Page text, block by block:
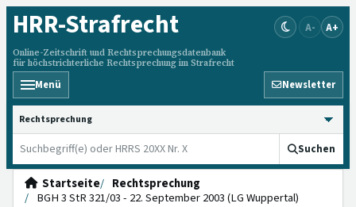
HRR-Strafrecht
Online-Zeitschrift und Rechtsprechungsdatenbank
für höchstrichterliche Rechtsprechung im Strafrecht
A- A+
Menü Newsletter
HRRS durchsuchen
Suchen
Startseite
Rechtsprechung
BGH 3 StR 321/03 - 22. September 2003 (LG Wuppertal)